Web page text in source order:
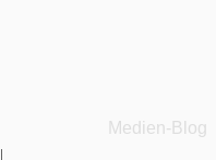
Medien-Blog